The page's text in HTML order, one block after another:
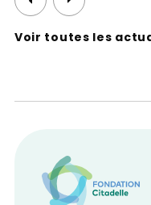
Voir toutes les